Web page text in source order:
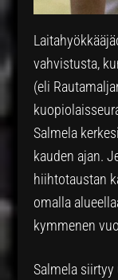
vahvistusta,
(eli
Salmela
kauden ajan.
hiihtotaustan
omalla
kymmenen
Salmela